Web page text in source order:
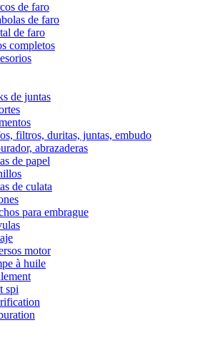
de faro
de faro
de faro
completos
de juntas
filtros, duritas, juntas, embudo
abrazaderas
de papel
de culata
para embrague
motor
à huile
spi